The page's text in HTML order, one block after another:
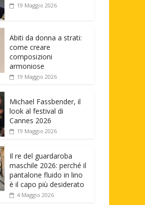
19 Maggio 2026
Abiti da donna a strati:
come creare
composizioni
armoniose
19 Maggio 2026
Michael Fassbender, il
look al festival di
Cannes 2026
19 Maggio 2026
Il re del guardaroba
maschile 2026: perché il
pantalone fluido in lino
è il capo più desiderato
4 Maggio 2026